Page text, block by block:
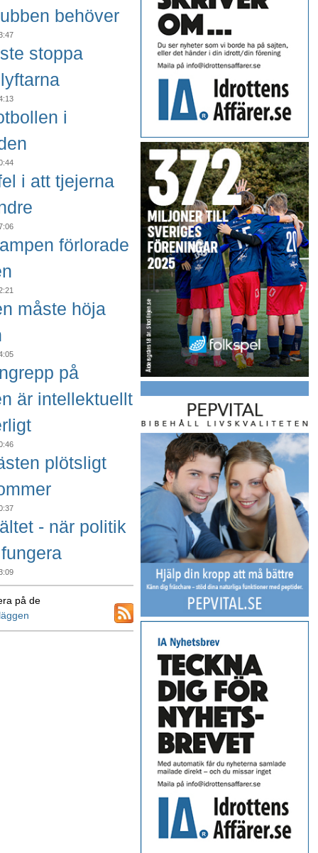
behöver
stoppa
i
i att tjejerna
förlorade
måste höja
på
är intellektuellt
plötsligt
- när politik
på de